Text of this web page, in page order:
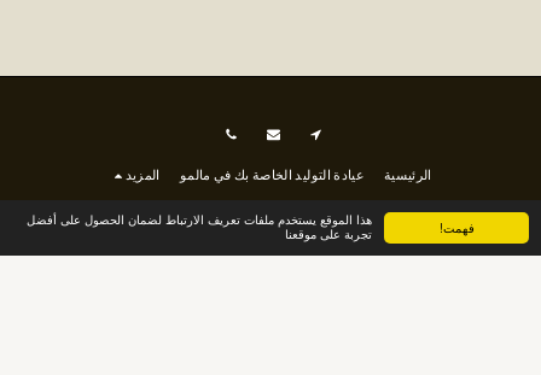
فهمت!
هذا الموقع يستخدم ملفات تعريف الارتباط لضمان الحصول على أفضل
تجربة على موقعنا
مثلث BMM نيابة عن منطقة Skåne
حقوق النشر © 2026 جميع الحقوق محفوظة
الرئيسية عيادة التوليد الخاصة بك في مالمو المزيد